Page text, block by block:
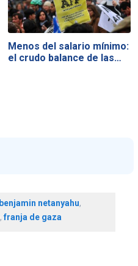
Menos del salario mínimo:
el crudo balance de las…
benjamin netanyahu,
,franja de gaza